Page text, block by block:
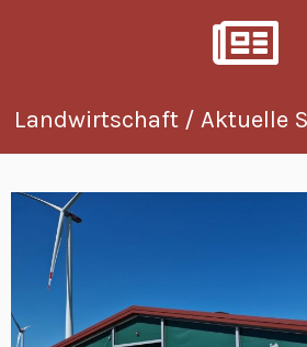
Landwirtschaft / Aktuelle